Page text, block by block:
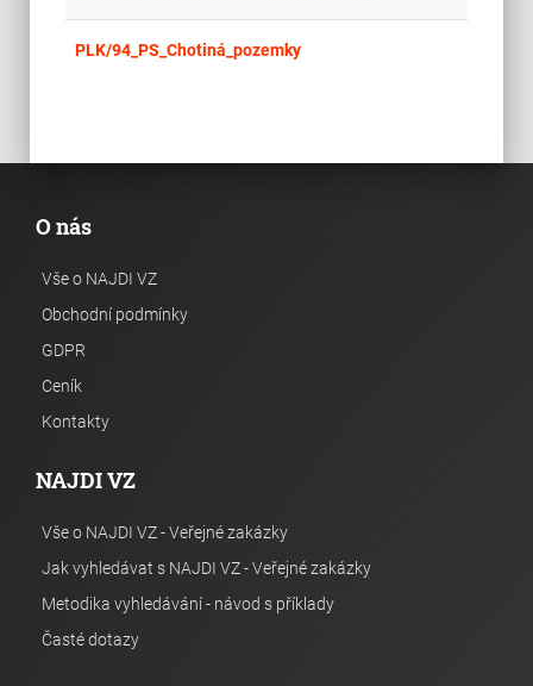
PLK/94_PS_Chotiná_pozemky
O nás
Vše o NAJDI VZ
Obchodní podmínky
GDPR
Ceník
Kontakty
NAJDI VZ
Vše o NAJDI VZ - Veřejné zakázky
Jak vyhledávat s NAJDI VZ - Veřejné zakázky
Metodika vyhledávání - návod s příklady
Časté dotazy